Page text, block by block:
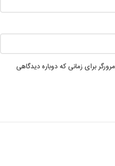
برای زمانی که دوباره دیدگاهی